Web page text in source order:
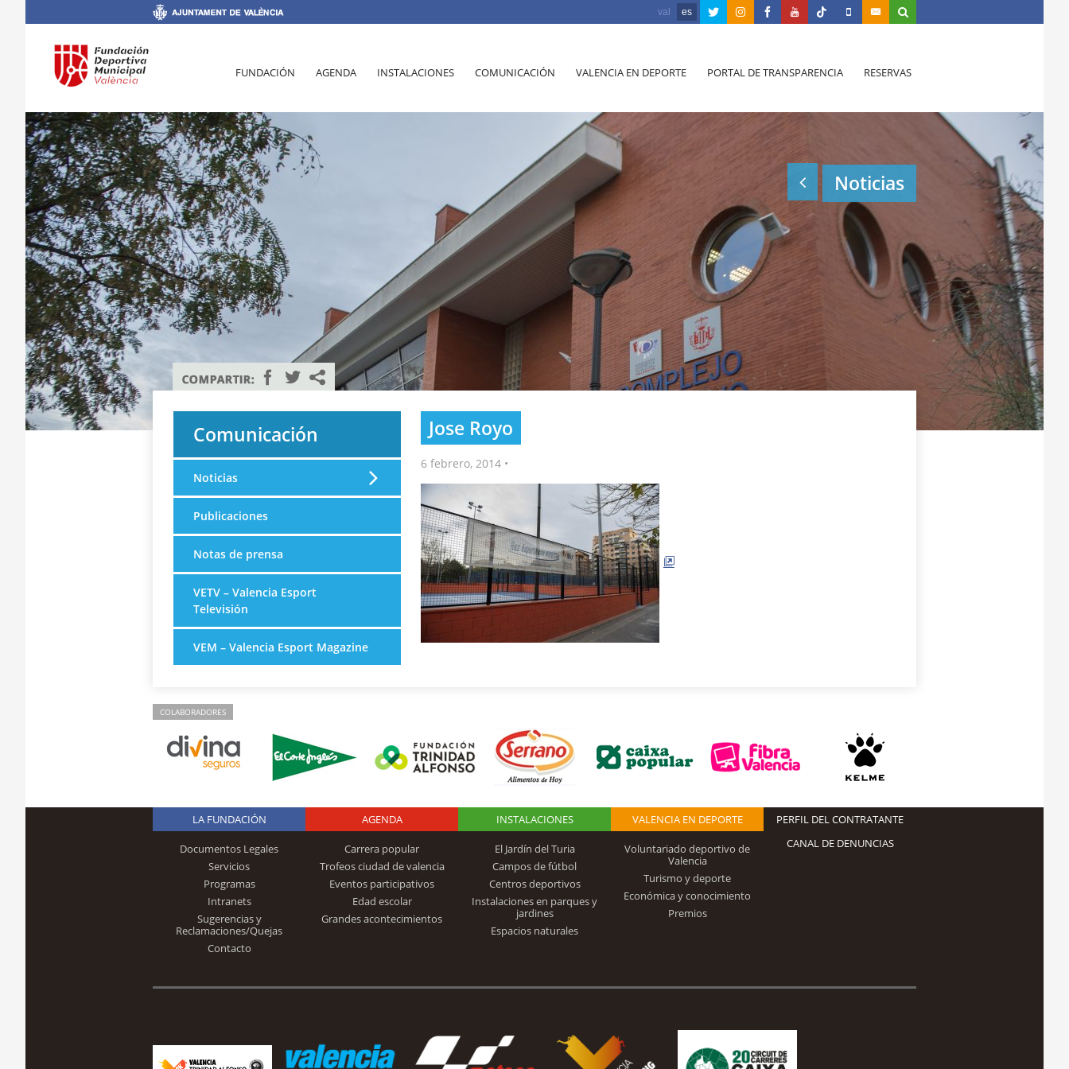
val es
FUNDACIÓN AGENDA INSTALACIONES COMUNICACIÓN VALENCIA EN DEPORTE PORTAL DE TRANSPARENCIA RESERVAS
Noticias
Jose Royo
6 febrero, 2014•
Comunicación
Noticias
Publicaciones
Notas de prensa
VETV – Valencia Esport
Televisión
VEM – Valencia Esport Magazine
COLABORADORES
Logo Fundación
Trinidad Alfonso
LA FUNDACIÓN
Documentos Legales
Servicios
Programas
Intranets
Sugerencias y
Reclamaciones/Quejas
Contacto
AGENDA
Carrera popular
Trofeos ciudad de valencia
Eventos participativos
Edad escolar
Grandes acontecimientos
INSTALACIONES
El Jardín del Turia
Campos de fútbol
Centros deportivos
Instalaciones en parques y
jardines
Espacios naturales
VALENCIA EN DEPORTE
Voluntariado deportivo de
Valencia
Turismo y deporte
Económica y conocimiento
Premios
PERFIL DEL CONTRATANTE
CANAL DE DENUNCIAS